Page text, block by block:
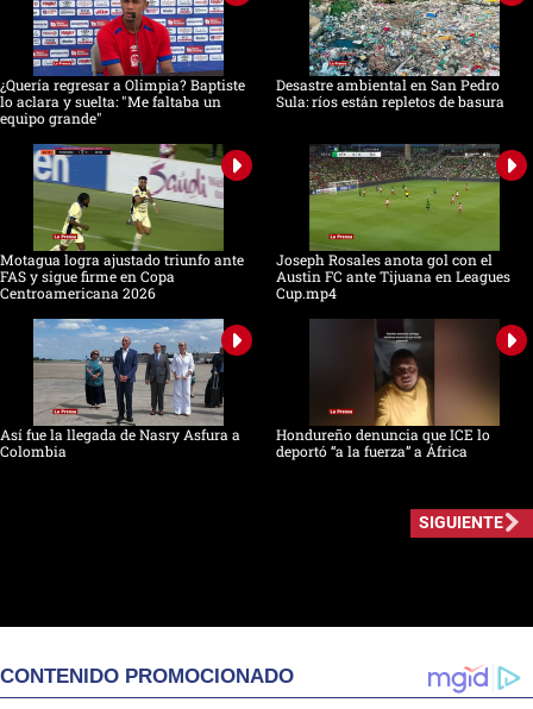
¿Quería regresar a Olimpia? Baptiste
lo aclara y suelta: "Me faltaba un
equipo grande"
Desastre ambiental en San Pedro
Sula: ríos están repletos de basura
Motagua logra ajustado triunfo ante
FAS y sigue firme en Copa
Centroamericana 2026
Joseph Rosales anota gol con el
Austin FC ante Tijuana en Leagues
Cup.mp4
Así fue la llegada de Nasry Asfura a
Colombia
Hondureño denuncia que ICE lo
deportó “a la fuerza” a África
SIGUIENTE
CONTENIDO PROMOCIONADO